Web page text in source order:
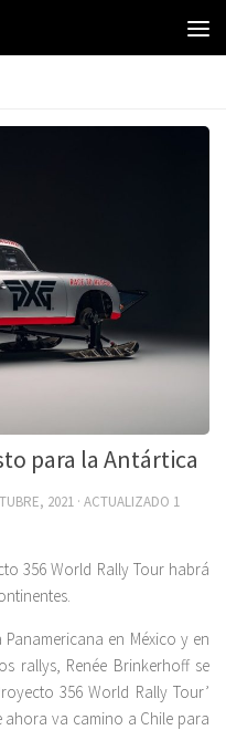
para la Antártica
2021 · ACTUALIZADO 1
356 World Rally Tour habrá
en México y en
rallys, Renée Brinkerhoff se
356 World Rally Tour’
ahora va camino a Chile para